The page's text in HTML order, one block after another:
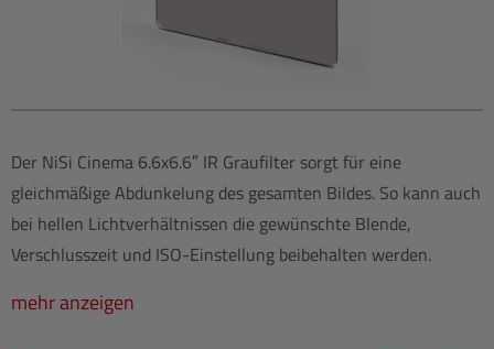
Der NiSi Cinema 6.6x6.6″ IR Graufilter sorgt für eine
gleichmäßige Abdunkelung des gesamten Bildes. So kann auch
bei hellen Lichtverhältnissen die gewünschte Blende,
Verschlusszeit und ISO-Einstellung beibehalten werden.
mehr anzeigen